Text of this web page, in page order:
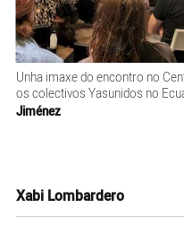
Unha imaxe do encontro no
os colectivos Yasunidos no
Jiménez
Xabi Lombardero